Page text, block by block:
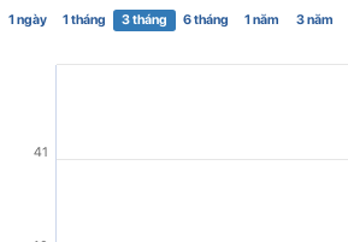
1 ngày 1 tháng 3 tháng 6 tháng 1 năm 3 năm
41